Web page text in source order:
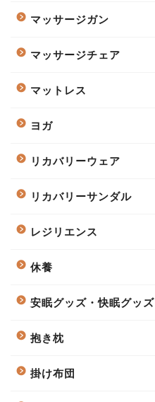
マッサージガン
マッサージチェア
マットレス
ヨガ
リカバリーウェア
リカバリーサンダル
レジリエンス
休養
安眠グッズ・快眠グッズ
抱き枕
掛け布団